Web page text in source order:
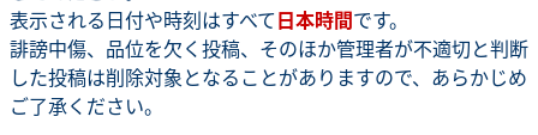
表示される日付や時刻はすべて日本時間です。
誹謗中傷、品位を欠く投稿、そのほか管理者が不適切と判断
した投稿は削除対象となることがありますので、あらかじめ
ご了承ください。